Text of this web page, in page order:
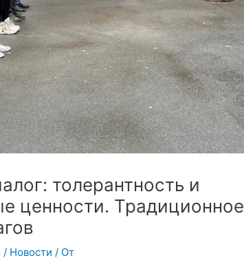
толерантность и
ценности. Традиционное
/ Новости / От